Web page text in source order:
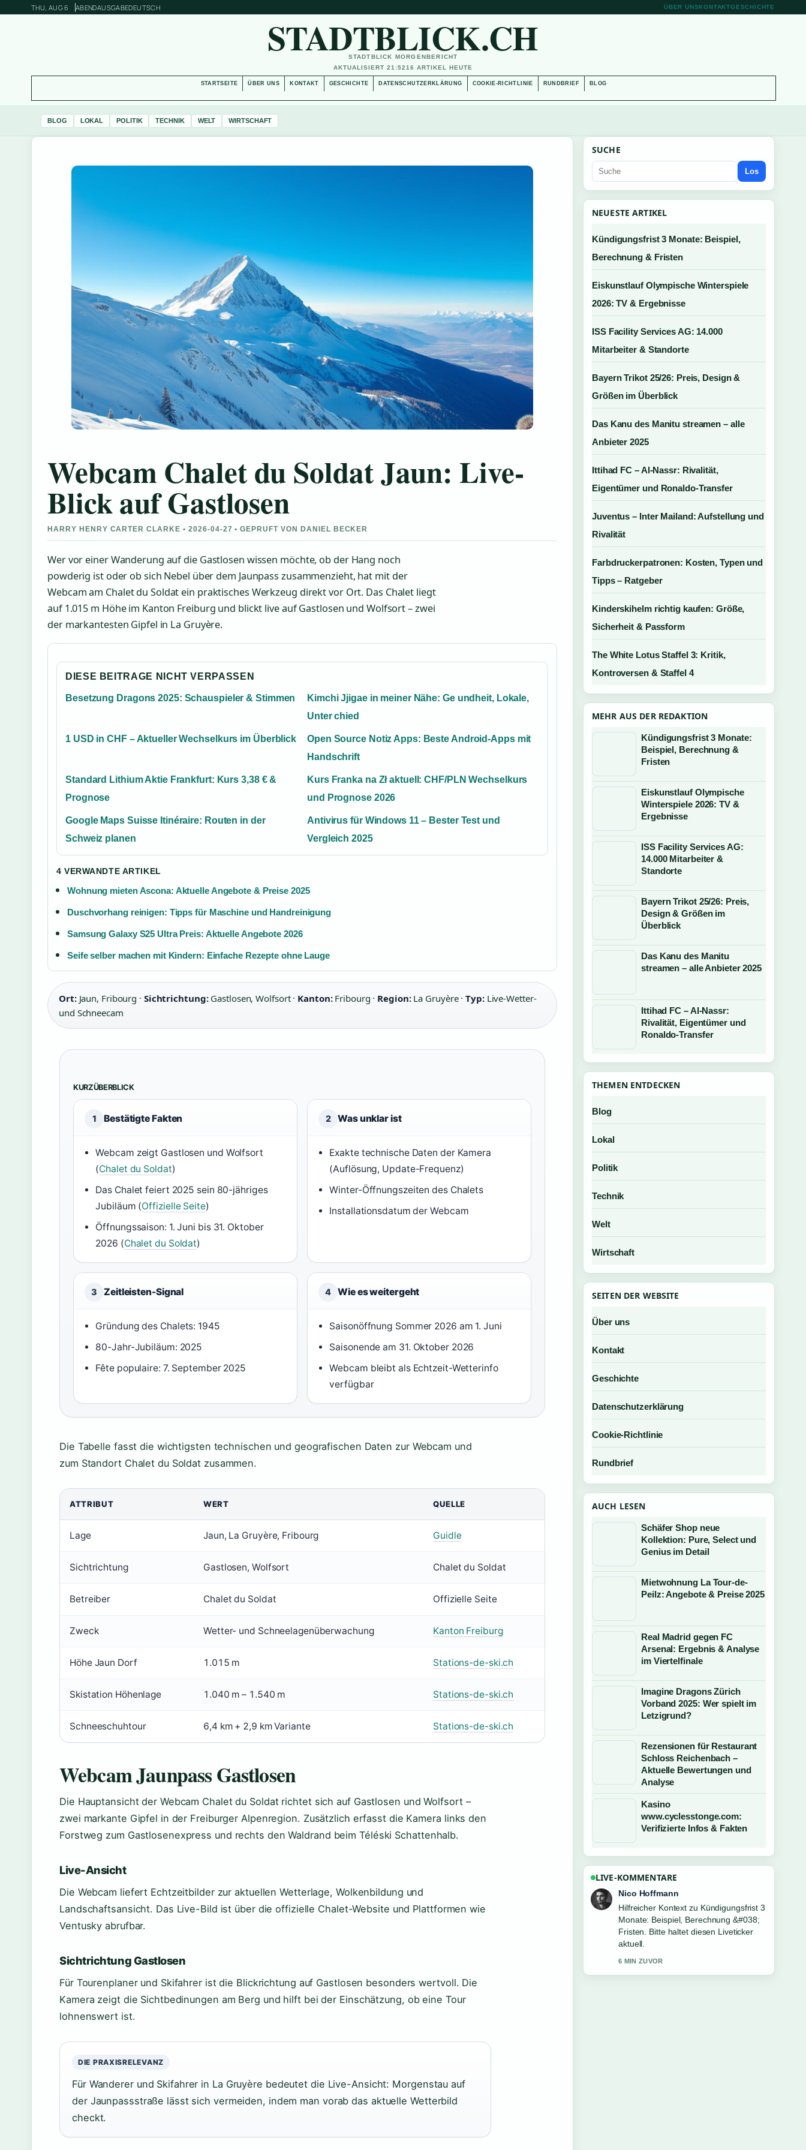
THU, AUG 6 ABENDAUSGABEDEUTSCH ÜBER UNSKONTAKTGESCHICHTE
STADTBLICK.CH
STADTBLICK MORGENBERICHT
AKTUALISIERT 21:5216 ARTIKEL HEUTE
STARTSEITE ÜBER UNS KONTAKT GESCHICHTE DATENSCHUTZERKLÄRUNG COOKIE-RICHTLINIE RUNDBRIEF BLOG
BLOG LOKAL POLITIK TECHNIK WELT WIRTSCHAFT
Webcam Chalet du Soldat Jaun: Live-
Blick auf Gastlosen
HARRY HENRY CARTER CLARKE • 2026-04-27 • GEPRUFT VON DANIEL BECKER
Wer vor einer Wanderung auf die Gastlosen wissen möchte, ob der Hang noch
powderig ist oder ob sich Nebel über dem Jaunpass zusammenzieht, hat mit der
Webcam am Chalet du Soldat ein praktisches Werkzeug direkt vor Ort. Das Chalet liegt
auf 1.015 m Höhe im Kanton Freiburg und blickt live auf Gastlosen und Wolfsort – zwei
der markantesten Gipfel in La Gruyère.
DIESE BEITRAGE NICHT VERPASSEN
Besetzung Dragons 2025: Schauspieler & Stimmen
Kimchi Jjigae in meiner Nähe: Ge undheit, Lokale,
Unter chied
1 USD in CHF – Aktueller Wechselkurs im Überblick
Open Source Notiz Apps: Beste Android-Apps mit
Handschrift
Standard Lithium Aktie Frankfurt: Kurs 3,38 € &
Prognose
Kurs Franka na Zł aktuell: CHF/PLN Wechselkurs
und Prognose 2026
Google Maps Suisse Itinéraire: Routen in der
Schweiz planen
Antivirus für Windows 11 – Bester Test und
Vergleich 2025
4 VERWANDTE ARTIKEL
Wohnung mieten Ascona: Aktuelle Angebote & Preise 2025
Duschvorhang reinigen: Tipps für Maschine und Handreinigung
Samsung Galaxy S25 Ultra Preis: Aktuelle Angebote 2026
Seife selber machen mit Kindern: Einfache Rezepte ohne Lauge
Ort:Jaun, Fribourg · Sichtrichtung:Gastlosen, Wolfsort · Kanton:Fribourg · Region:La Gruyère ·Typ:Live-Wetter-
und Schneecam
KURZÜBERBLICK
1 Bestätigte Fakten
Webcam zeigt Gastlosen und Wolfsort
(Chalet du Soldat)
Das Chalet feiert 2025 sein 80-jähriges
Jubiläum (Offizielle Seite)
Öffnungssaison: 1. Juni bis 31. Oktober
2026 (Chalet du Soldat)
2 Was unklar ist
Exakte technische Daten der Kamera
(Auflösung, Update-Frequenz)
Winter-Öffnungszeiten des Chalets
Installationsdatum der Webcam
3 Zeitleisten-Signal
Gründung des Chalets: 1945
80-Jahr-Jubiläum: 2025
Fête populaire: 7. September 2025
4 Wie es weitergeht
Saisonöffnung Sommer 2026 am 1. Juni
Saisonende am 31. Oktober 2026
Webcam bleibt als Echtzeit-Wetterinfo
verfügbar
Die Tabelle fasst die wichtigsten technischen und geografischen Daten zur Webcam und
zum Standort Chalet du Soldat zusammen.
ATTRIBUT WERT QUELLE
Lage Jaun, La Gruyère, Fribourg Guidle
Sichtrichtung Gastlosen, Wolfsort Chalet du Soldat
Betreiber Chalet du Soldat Offizielle Seite
Zweck Wetter- und Schneelagenüberwachung Kanton Freiburg
Höhe Jaun Dorf 1.015 m Stations-de-ski.ch
Skistation Höhenlage 1.040 m – 1.540 m Stations-de-ski.ch
Schneeschuhtour 6,4 km + 2,9 km Variante Stations-de-ski.ch
Webcam Jaunpass Gastlosen
Die Hauptansicht der Webcam Chalet du Soldat richtet sich auf Gastlosen und Wolfsort –
zwei markante Gipfel in der Freiburger Alpenregion. Zusätzlich erfasst die Kamera links den
Forstweg zum Gastlosenexpress und rechts den Waldrand beim Téléski Schattenhalb.
Live-Ansicht
Die Webcam liefert Echtzeitbilder zur aktuellen Wetterlage, Wolkenbildung und
Landschaftsansicht. Das Live-Bild ist über die offizielle Chalet-Website und Plattformen wie
Ventusky abrufbar.
Sichtrichtung Gastlosen
Für Tourenplaner und Skifahrer ist die Blickrichtung auf Gastlosen besonders wertvoll. Die
Kamera zeigt die Sichtbedinungen am Berg und hilft bei der Einschätzung, ob eine Tour
lohnenswert ist.
DIE PRAXISRELEVANZ
Für Wanderer und Skifahrer in La Gruyère bedeutet die Live-Ansicht: Morgenstau auf
der Jaunpassstraße lässt sich vermeiden, indem man vorab das aktuelle Wetterbild
checkt.
SUCHE
Los
NEUESTE ARTIKEL
Kündigungsfrist 3 Monate: Beispiel,
Berechnung & Fristen
Eiskunstlauf Olympische Winterspiele
2026: TV & Ergebnisse
ISS Facility Services AG: 14.000
Mitarbeiter & Standorte
Bayern Trikot 25/26: Preis, Design &
Größen im Überblick
Das Kanu des Manitu streamen – alle
Anbieter 2025
Ittihad FC – Al-Nassr: Rivalität,
Eigentümer und Ronaldo-Transfer
Juventus – Inter Mailand: Aufstellung und
Rivalität
Farbdruckerpatronen: Kosten, Typen und
Tipps – Ratgeber
Kinderskihelm richtig kaufen: Größe,
Sicherheit & Passform
The White Lotus Staffel 3: Kritik,
Kontroversen & Staffel 4
MEHR AUS DER REDAKTION
Kündigungsfrist 3 Monate:
Beispiel, Berechnung &
Fristen
Eiskunstlauf Olympische
Winterspiele 2026: TV &
Ergebnisse
ISS Facility Services AG:
14.000 Mitarbeiter &
Standorte
Bayern Trikot 25/26: Preis,
Design & Größen im
Überblick
Das Kanu des Manitu
streamen – alle Anbieter 2025
Ittihad FC – Al-Nassr:
Rivalität, Eigentümer und
Ronaldo-Transfer
THEMEN ENTDECKEN
Blog
Lokal
Politik
Technik
Welt
Wirtschaft
SEITEN DER WEBSITE
Über uns
Kontakt
Geschichte
Datenschutzerklärung
Cookie-Richtlinie
Rundbrief
AUCH LESEN
Schäfer Shop neue
Kollektion: Pure, Select und
Genius im Detail
Mietwohnung La Tour-de-
Peilz: Angebote & Preise 2025
Real Madrid gegen FC
Arsenal: Ergebnis & Analyse
im Viertelfinale
Imagine Dragons Zürich
Vorband 2025: Wer spielt im
Letzigrund?
Rezensionen für Restaurant
Schloss Reichenbach –
Aktuelle Bewertungen und
Analyse
Kasino
www.cyclesstonge.com:
Verifizierte Infos & Fakten
LIVE-KOMMENTARE
Hannah Weber
Die Berichterstattung zu Eiskunstlauf
Olympische Winterspiele 2026: TV
&#038; Ergebnisse wirkt solide und
sehr gut nachvollziehbar.
8 MIN ZUVOR